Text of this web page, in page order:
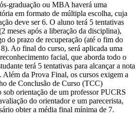
graduação ou MBA haverá uma
em formato de múltipla escolha, cuja
deve ser 6. O aluno terá 5 tentativas
meses após a liberação da disciplina),
do prazo de recuperação (até o fim do
Ao final do curso, será aplicada uma
facial, que aborda todo o
terá 5 tentativas para alcançar a nota
da Prova Final, os cursos exigem a
de Conclusão de Curso (TCC)
orientação de um professor PUCRS
do orientador e um parecerista,
obter a média final mínima de 7.